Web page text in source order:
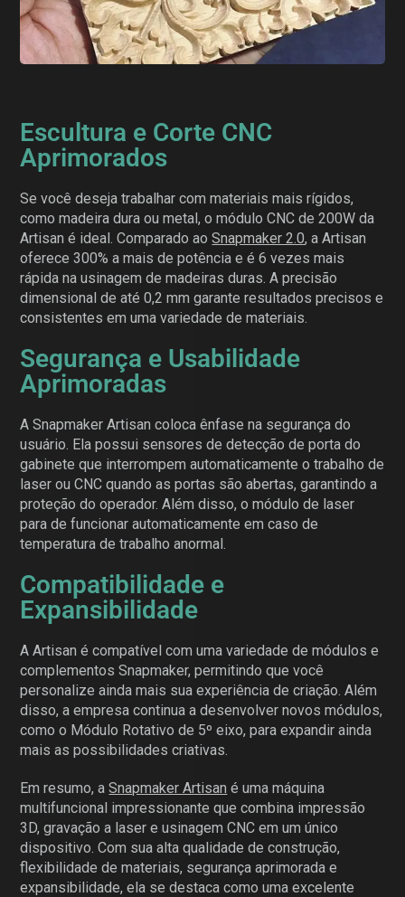
Escultura e Corte CNC
Aprimorados
Se você deseja trabalhar com materiais mais rígidos,
como madeira dura ou metal, o módulo CNC de 200W da
Artisan é ideal. Comparado aoSnapmaker 2.0, a Artisan
oferece 300% a mais de potência e é 6 vezes mais
rápida na usinagem de madeiras duras. A precisão
dimensional de até 0,2 mm garante resultados precisos e
consistentes em uma variedade de materiais.
Segurança e Usabilidade
Aprimoradas
A Snapmaker Artisan coloca ênfase na segurança do
usuário. Ela possui sensores de detecção de porta do
gabinete que interrompem automaticamente o trabalho de
laser ou CNC quando as portas são abertas, garantindo a
proteção do operador. Além disso, o módulo de laser
para de funcionar automaticamente em caso de
temperatura de trabalho anormal.
Compatibilidade e
Expansibilidade
A Artisan é compatível com uma variedade de módulos e
complementos Snapmaker, permitindo que você
personalize ainda mais sua experiência de criação. Além
disso, a empresa continua a desenvolver novos módulos,
como o Módulo Rotativo de 5º eixo, para expandir ainda
mais as possibilidades criativas.
Em resumo, aSnapmaker Artisan é uma máquina
multifuncional impressionante que combina impressão
3D, gravação a laser e usinagem CNC em um único
dispositivo. Com sua alta qualidade de construção,
flexibilidade de materiais, segurança aprimorada e
expansibilidade, ela se destaca como uma excelente